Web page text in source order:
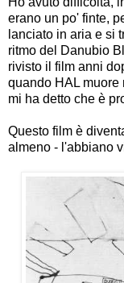
erano un po' finte,
lanciato in aria e si
ritmo del Danubio
rivisto il film anni
quando HAL
mi ha detto che è
Questo film è
almeno - l'abbiano